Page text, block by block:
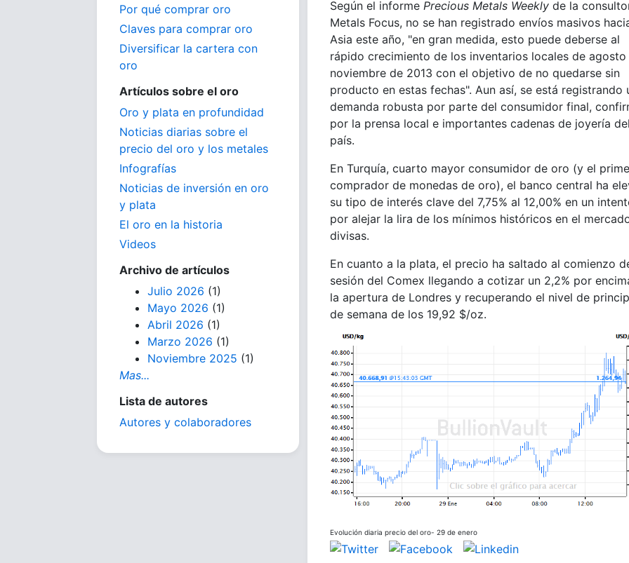
Por qué comprar oro
Claves para comprar oro
Diversificar la cartera con
oro
Artículos sobre el oro
Oro y plata en profundidad
Noticias diarias sobre el
precio del oro y los metales
Infografías
Noticias de inversión en oro
y plata
El oro en la historia
Videos
Archivo de artículos
Julio 2026 (1)
Mayo 2026 (1)
Abril 2026 (1)
Marzo 2026 (1)
Noviembre 2025 (1)
Mas...
Lista de autores
Autores y colaboradores
Según el informe Precious Metals Weekly de la
Metals Focus, no se han registrado envíos masivos
Asia este año, "en gran medida, esto puede deberse al
rápido crecimiento de los inventarios locales de agosto
noviembre de 2013 con el objetivo de no quedarse sin
producto en estas fechas". Aun así, se está registrando
demanda robusta por parte del consumidor final,
por la prensa local e importantes cadenas de joyería
país.
En Turquía, cuarto mayor consumidor de oro (y el
comprador de monedas de oro), el banco central ha
su tipo de interés clave del 7,75% al 12,00% en un
por alejar la lira de los mínimos históricos en el
divisas.
En cuanto a la plata, el precio ha saltado al comienzo
sesión del Comex llegando a cotizar un 2,2% por
la apertura de Londres y recuperando el nivel de
de semana de los 19,92 $/oz.
Evolución diaria precio del oro- 29 de enero